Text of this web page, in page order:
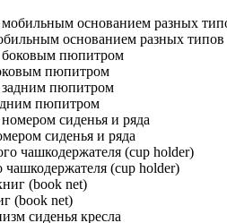
основанием разных типов
пюпитром
пюпитром
сиденья и ряда
(cup holder)
(book net)